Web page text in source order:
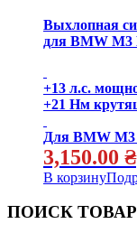
Выхлопная
для BMW M3
+13 л.с.
+21 Нм
Для BMW M3
3,150.00 ₴
В корзину
ПОИСК